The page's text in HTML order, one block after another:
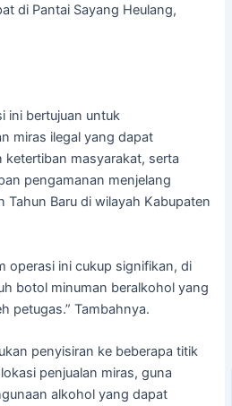
di Pantai Sayang Heulang,
ini bertujuan untuk
miras ilegal yang dapat
masyarakat, serta
pengamanan menjelang
Tahun Baru di wilayah Kabupaten
operasi ini cukup signifikan, di
botol minuman beralkohol yang
petugas.” Tambahnya.
penyisiran ke beberapa titik
penjualan miras, guna
alkohol yang dapat